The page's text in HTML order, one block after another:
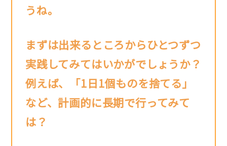
うね。
まずは出来るところからひとつずつ
実践してみてはいかがでしょうか？
例えば、「1日1個ものを捨てる」
など、計画的に長期で行ってみて
は？